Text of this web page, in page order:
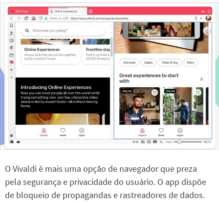
O Vivaldi é mais uma opção de navegador que preza
pela segurança e privacidade do usuário. O app dispõe
de bloqueio de propagandas e rastreadores de dados.